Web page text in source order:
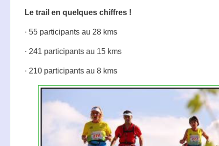
Le trail en quelques chiffres !
· 55 participants au 28 kms
· 241 participants au 15 kms
· 210 participants au 8 kms